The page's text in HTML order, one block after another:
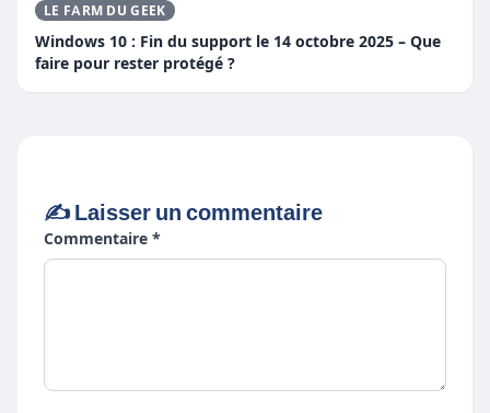
LE FARM DU GEEK
Windows 10 : Fin du support le 14 octobre 2025 – Que
faire pour rester protégé ?
✍️ Laisser un commentaire
Commentaire *